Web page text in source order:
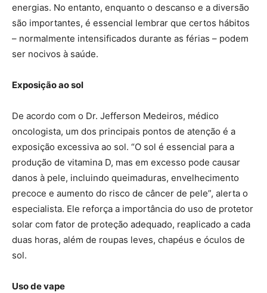
energias. No entanto, enquanto o descanso e a diversão
são importantes, é essencial lembrar que certos hábitos
– normalmente intensificados durante as férias – podem
ser nocivos à saúde.
Exposição ao sol
De acordo com o Dr. Jefferson Medeiros, médico
oncologista, um dos principais pontos de atenção é a
exposição excessiva ao sol. “O sol é essencial para a
produção de vitamina D, mas em excesso pode causar
danos à pele, incluindo queimaduras, envelhecimento
precoce e aumento do risco de câncer de pele”, alerta o
especialista. Ele reforça a importância do uso de protetor
solar com fator de proteção adequado, reaplicado a cada
duas horas, além de roupas leves, chapéus e óculos de
sol.
Uso de vape